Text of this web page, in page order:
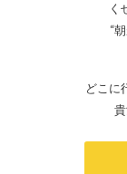
く
“
どこに